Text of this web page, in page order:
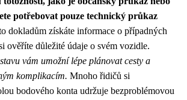
potřebovat pouze technický průkaz
dokladům získáte informace o případných
ověříte důležité údaje o svém vozidle.
vám umožní lépe plánovat cesty a
komplikacím. Mnoho řidičů si
bodového konta udržuje bezproblémovou